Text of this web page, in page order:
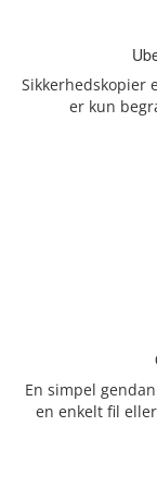
Sikkerhedskopier
er kun
En simpel
en enkelt fil